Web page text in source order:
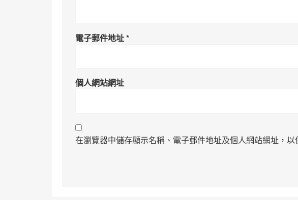
電子郵件地址*
個人網站網址
在瀏覽器中儲存顯示名稱、電子郵件地址及個人網站網址，以